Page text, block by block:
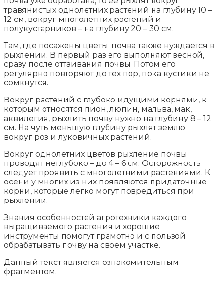
травянистых однолетних растений на глубину 10 –
12 см, вокруг многолетних растений и
полукустарников – на глубину 20 – 30 см.
Там, где посажены цветы, почва также нуждается в
рыхлении. В первый раз его выполняют весной,
сразу после оттаивания почвы. Потом его
регулярно повторяют до тех пор, пока кустики не
сомкнутся.
Вокруг растений с глубоко идущими корнями, к
которым относятся пион, люпин, мальва, мак,
аквилегия, рыхлить почву нужно на глубину 8 – 12
см. На чуть меньшую глубину рыхлят землю
вокруг роз и луковичных растений.
Вокруг однолетних цветов рыхление почвы
проводят неглубоко – до 4 – 6 см. Осторожность
следует проявить с многолетними растениями. К
осени у многих из них появляются придаточные
корни, которые легко могут повредиться при
рыхлении.
Знания особенностей агротехники каждого
выращиваемого растения и хорошие
инструменты помогут грамотно и с пользой
обрабатывать почву на своем участке.
Данный текст является ознакомительным
фрагментом.